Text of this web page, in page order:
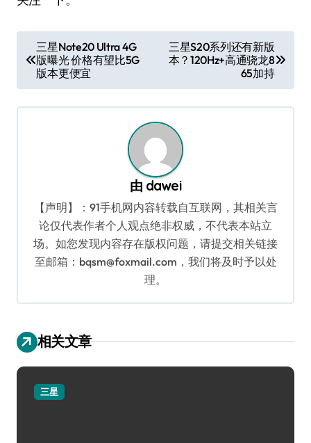
章
导
航
三星Note20 Ultra 4G
版曝光 价格有望比5G
版本更便宜
三星S20系列还有新版
本？120Hz+高通骁龙8
65加持
由 dawei
【声明】：91手机网内容转载自互联网，其相关言
论仅代表作者个人观点绝非权威，不代表本站立
场。如您发现内容存在版权问题，请提交相关链接
至邮箱：bqsm@foxmail.com，我们将及时予以处
理。
相关文章
三星